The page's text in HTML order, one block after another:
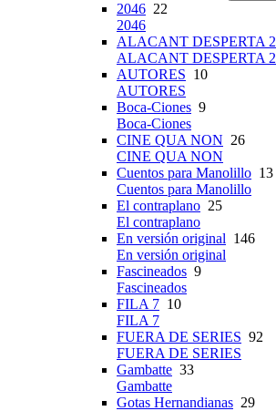
2046 22
2046
ALACANT DESPERTA 2
ALACANT DESPERTA 2
AUTORES 10
AUTORES
Boca-Ciones 9
Boca-Ciones
CINE QUA NON 26
CINE QUA NON
Cuentos para Manolillo 13
Cuentos para Manolillo
El contraplano 25
El contraplano
En versión original 146
En versión original
Fascineados 9
Fascineados
FILA 7 10
FILA 7
FUERA DE SERIES 92
FUERA DE SERIES
Gambatte 33
Gambatte
Gotas Hernandianas 29